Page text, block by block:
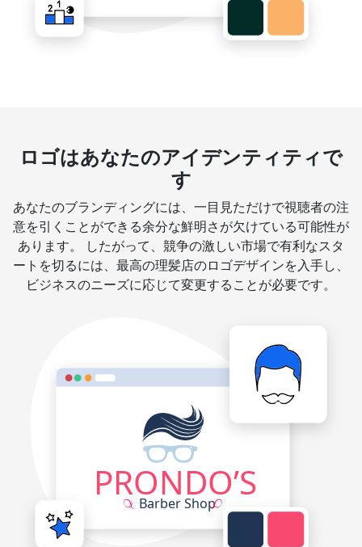
ロゴはあなたのアイデンティティで
す
あなたのブランディングには、一目見ただけで視聴者の注
意を引くことができる余分な鮮明さが欠けている可能性が
あります。 したがって、競争の激しい市場で有利なスタ
ートを切るには、最高の理髪店のロゴデザインを入手し、
ビジネスのニーズに応じて変更することが必要です。